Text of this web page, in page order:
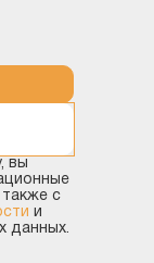
вы
с
и
данных.